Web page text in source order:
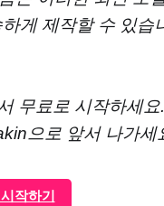
게 제작할 수 있습
무료로 시작하세
으로 앞서 나가세
작하기